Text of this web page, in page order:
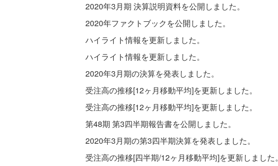
2020年3月期 決算説明資料を公開しました。
2020年ファクトブックを公開しました。
ハイライト情報を更新しました。
ハイライト情報を更新しました。
2020年3月期の決算を発表しました。
受注高の推移[12ヶ月移動平均]を更新しました。
受注高の推移[12ヶ月移動平均]を更新しました。
第48期 第3四半期報告書を公開しました。
2020年3月期の第3四半期決算を発表しました。
受注高の推移[四半期/12ヶ月移動平均]を更新しました。